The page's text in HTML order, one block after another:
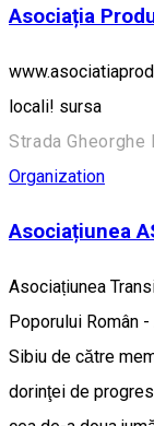
Asociația
locali! sursa
Strada
Organization
Asociațiunea
Asociațiunea
Poporului Român
Sibiu de către
dorinţei de